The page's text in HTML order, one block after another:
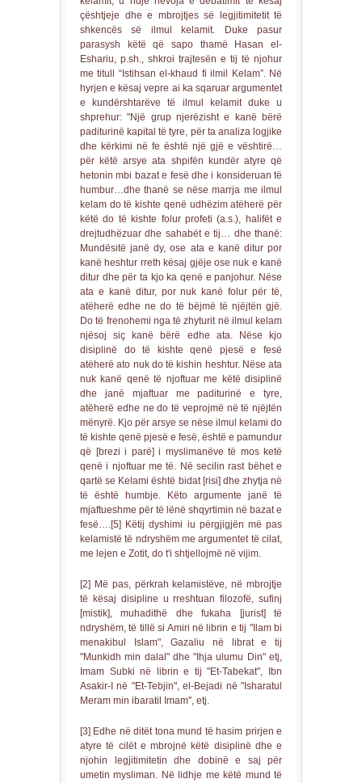
çështjeje dhe e mbrojtjes së legjitimitetit të
shkencës së ilmul kelamit. Duke pasur
parasysh këtë që sapo thamë Hasan el-
Eshariu, p.sh., shkroi trajtesën e tij të njohur
me titull “Istihsan el-khaud fi ilmil Kelam”. Në
hyrjen e kësaj vepre ai ka sqaruar argumentet
e kundërshtarëve të ilmul kelamit duke u
shprehur: "Një grup njerëzisht e kanë bërë
paditurinë kapital të tyre, për ta analiza logjike
dhe kërkimi në fe është një gjë e vështirë…
për këtë arsye ata shpifën kundër atyre që
hetonin mbi bazat e fesë dhe i konsideruan të
humbur…dhe thanë se nëse marrja me ilmul
kelam do të kishte qenë udhëzim atëherë për
këtë do të kishte folur profeti (a.s.), halifët e
drejtudhëzuar dhe sahabët e tij… dhe thanë:
Mundësitë janë dy, ose ata e kanë ditur por
kanë heshtur rreth kësaj gjëje ose nuk e kanë
ditur dhe për ta kjo ka qenë e panjohur. Nëse
ata e kanë ditur, por nuk kanë folur për të,
atëherë edhe ne do të bëjmë të njëjtën gjë.
Do të frenohemi nga të zhyturit në ilmul kelam
njësoj siç kanë bërë edhe ata. Nëse kjo
disiplinë do të kishte qenë pjesë e fesë
atëherë ato nuk do të kishin heshtur. Nëse ata
nuk kanë qenë të njoftuar me këtë disiplinë
dhe janë mjaftuar me paditurinë e tyre,
atëherë edhe ne do të veprojmë në të njëjtën
mënyrë. Kjo për arsye se nëse ilmul kelami do
të kishte qenë pjesë e fesë, është e pamundur
që [brezi i parë] i myslimanëve të mos ketë
qenë i njoftuar me të. Në secilin rast bëhet e
qartë se Kelami është bidat [risi] dhe zhytja në
të është humbje. Këto argumente janë të
mjaftueshme për të lënë shqyrtimin në bazat e
fesë….[5] Këtij dyshimi iu përgjigjën më pas
kelamistë të ndryshëm me argumentet të cilat,
me lejen e Zotit, do t'i shtjellojmë në vijim.
[2] Më pas, përkrah kelamistëve, në mbrojtje
të kësaj disipline u rreshtuan filozofë, sufinj
[mistik], muhadithë dhe fukaha [jurist] të
ndryshëm, të tillë si Amiri në librin e tij "Ilam bi
menakibul Islam", Gazaliu në librat e tij
"Munkidh min dalal" dhe "Ihja ulumu Din" etj,
Imam Subki në librin e tij "Et-Tabekat", Ibn
Asakir-I në "Et-Tebjin", el-Bejadi në "Isharatul
Meram min ibaratil Imam", etj.
[3] Edhe në ditët tona mund të hasim prirjen e
atyre të cilët e mbrojnë këtë disiplinë dhe e
njohin legjitimitetin dhe dobinë e saj për
umetin mysliman. Në lidhje me këtë mund të